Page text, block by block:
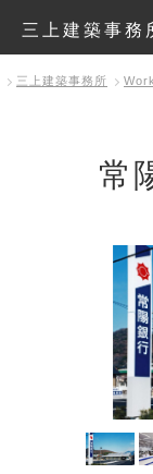
三上建築事務
三上建築事務所
常